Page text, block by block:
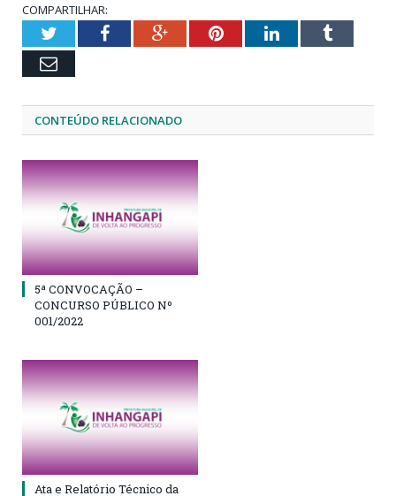
COMPARTILHAR:
TwitterFacebookGoogle+PinterestLinkedInTumblr
Email
CONTEÚDO RELACIONADO
5ª CONVOCAÇÃO –
CONCURSO PÚBLICO Nº
001/2022
Ata e Relatório Técnico da